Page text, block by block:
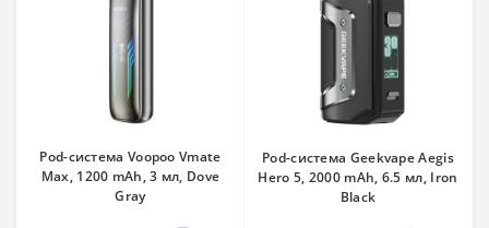
Pod-система Voopoo Vmate
Max, 1200 mAh, 3 мл, Dove
Gray
Pod-система Geekvape Aegis
Hero 5, 2000 mAh, 6.5 мл, Iron
Black